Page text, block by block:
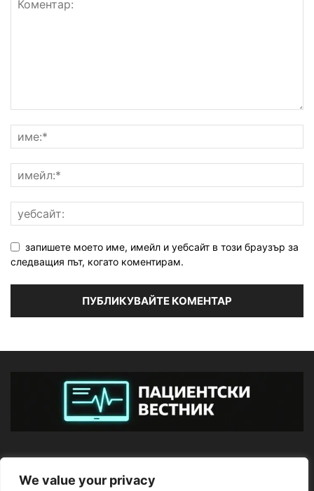
We value your privacy
запишете моето име, имейл и уебсайт в този браузър за
следващия път, когато коментирам.